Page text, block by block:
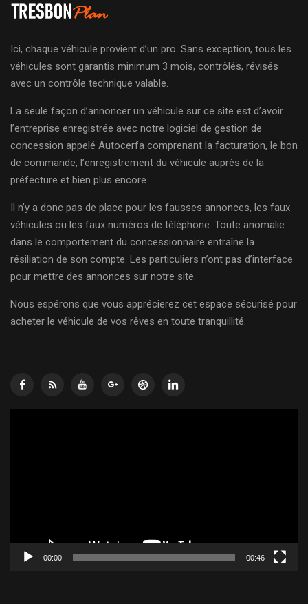
Ici, chaque véhicule provient d’un pro. Sans exception, tous les
véhicules sont garantis minimum 3 mois, contrôlés, révisés
avec un contrôle technique valable.
La seule façon d’annoncer un véhicule sur ce site est d’avoir
l’entreprise enregistrée avec notre logiciel de gestion de
concession appelé Autocerfa comprenant la facturation, le bon
de commande, l’enregistrement du véhicule auprès de la
préfecture et bien plus encore.
Il n’y a donc pas de place pour les fausses annonces, les faux
véhicules ou les faux numéros de téléphone. Toute anomalie
dans le comportement du concessionnaire entraîne la
résiliation de son compte. Les particuliers n’ont pas d’interface
pour mettre des annonces sur notre site.
Nous espérons que vous apprécierez cet espace sécurisé pour
acheter le véhicule de vos rêves en toute tranquillité.
00:00 00:46